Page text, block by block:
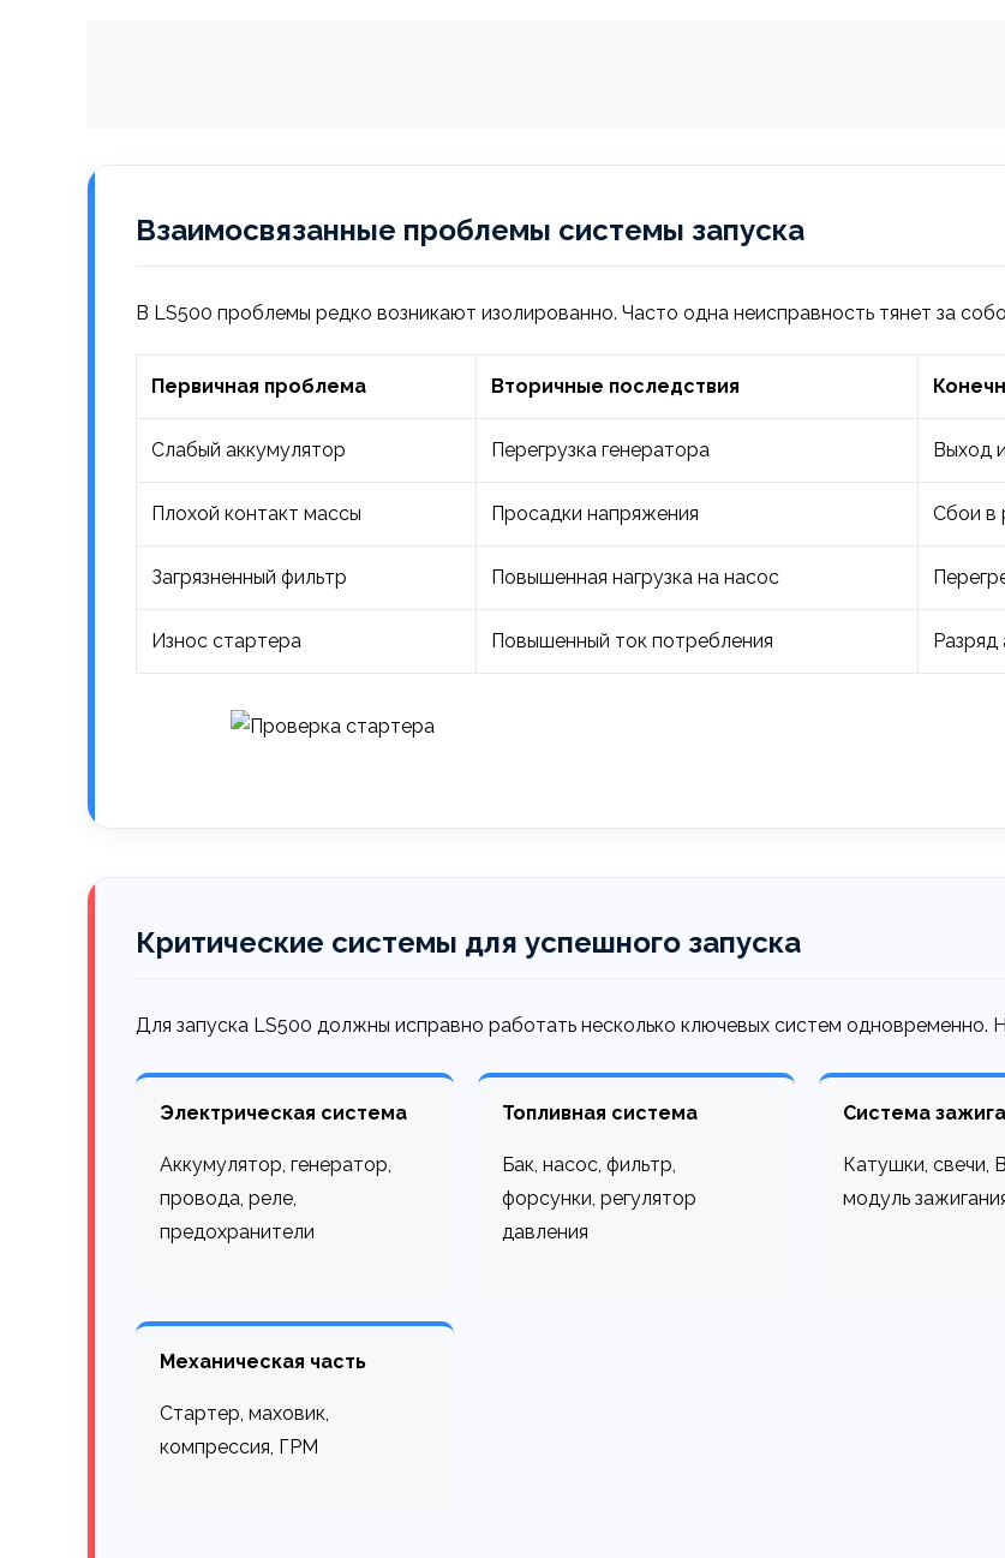
Взаимосвязанные проблемы системы запуска
В LS500 проблемы редко возникают изолированно. Часто одна неисправность тянет за
Первичная проблема Вторичные последствия
Слабый аккумулятор Перегрузка генератора Выход
Плохой контакт массы Просадки напряжения Сбои в
Загрязненный фильтр Повышенная нагрузка на насос
Износ стартера Повышенный ток потребления Разряд
Критические системы для успешного запуска
Для запуска LS500 должны исправно работать несколько ключевых систем одновременно.
Электрическая система
Аккумулятор, генератор,
провода, реле,
предохранители
Топливная система
Бак, насос, фильтр,
форсунки, регулятор
давления
Система
Катушки, свечи,
модуль
Механическая часть
Стартер, маховик,
компрессия, ГРМ